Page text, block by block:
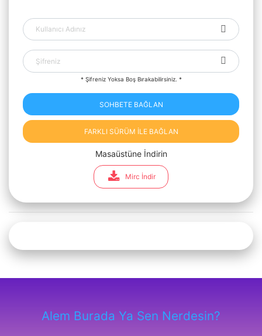
* Şifreniz Yoksa Boş Bırakabilirsiniz. *
SOHBETE BAĞLAN
FARKLI SÜRÜM İLE BAĞLAN
Masaüstüne İndirin
Mirc İndir
Alem Burada Ya Sen Nerdesin?